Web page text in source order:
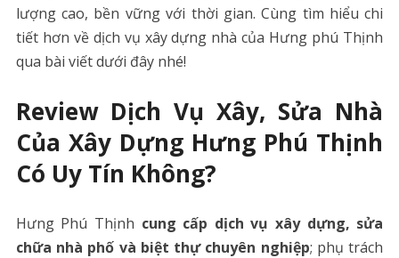
lượng cao, bền vững với thời gian. Cùng tìm hiểu chi
tiết hơn về dịch vụ xây dựng nhà của Hưng phú Thịnh
qua bài viết dưới đây nhé!
Review Dịch Vụ Xây, Sửa Nhà
Của Xây Dựng Hưng Phú Thịnh
Có Uy Tín Không?
Hưng Phú Thịnh cung cấp dịch vụ xây dựng, sửa
chữa nhà phố và biệt thự chuyên nghiệp; phụ trách